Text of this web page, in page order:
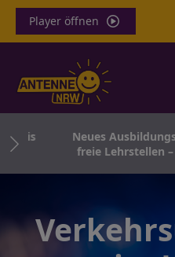
Player öffnen
Neues
freie Lehrstellen –